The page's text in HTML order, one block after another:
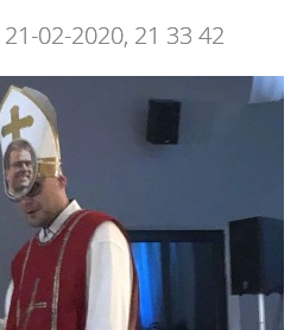
02-2020, 21 33 42